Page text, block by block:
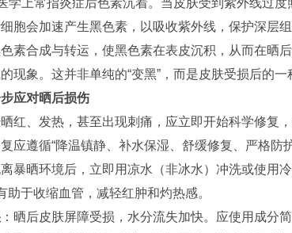
学上常指炎症后色素沉着。当皮肤受到紫外线过
胞会加速产生黑色素，以吸收紫外线，保护深层
素合成与转运，使黑色素在表皮沉积，从而在晒
现象。这并非单纯的“变黑”，而是皮肤受损后的一
应对晒后损伤
红、发热，甚至出现刺痛，应立即开始科学修复
应遵循“降温镇静、补水保湿、舒缓修复、严格防
离暴晒环境后，立即用凉水（非冰水）冲洗或使用
助于收缩血管，减轻红肿和灼热感。
：晒后皮肤屏障受损，水分流失加快。应使用成分